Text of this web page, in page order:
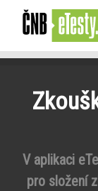
V aplikaci
pro složení